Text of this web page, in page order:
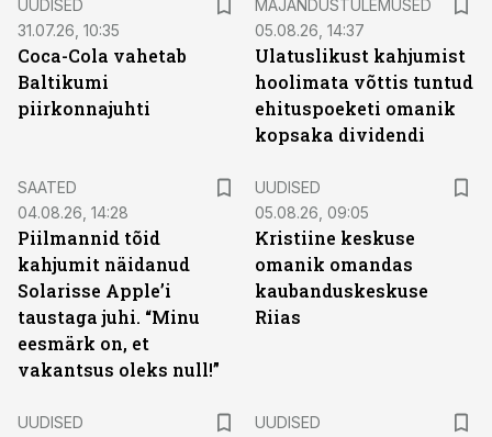
UUDISED
31.07.26, 10:35
Coca-Cola vahetab
Baltikumi
piirkonnajuhti
MAJANDUSTULEMUSED
05.08.26, 14:37
Ulatuslikust kahjumist
hoolimata võttis tuntud
ehituspoeketi omanik
kopsaka dividendi
SAATED
04.08.26, 14:28
Piilmannid tõid
kahjumit näidanud
Solarisse Apple’i
taustaga juhi. “Minu
eesmärk on, et
vakantsus oleks null!”
UUDISED
05.08.26, 09:05
Kristiine keskuse
omanik omandas
kaubanduskeskuse
Riias
UUDISED
UUDISED